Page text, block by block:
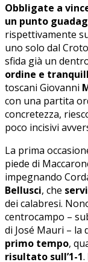
Obbligate a
un punto
rispettivamente
uno solo dal
sfida già un
ordine e
toscani Giovanni
con una partita
concretezza,
poco incisivi
La prima
piede di
impegnando
Bellusci, che
dei calabresi.
centrocampo –
di José Mauri – la
primo tempo,
risultato sull’1-1.